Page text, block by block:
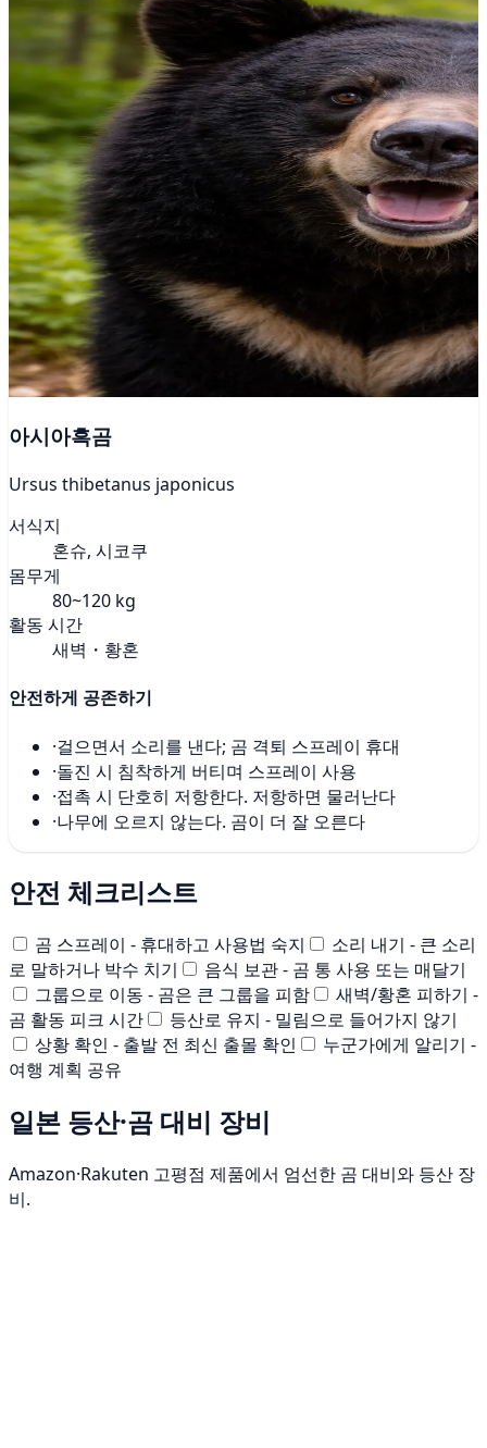
아시아흑곰
Ursus thibetanus japonicus
서식지
혼슈, 시코쿠
몸무게
80~120 kg
활동 시간
새벽・황혼
안전하게 공존하기
·걸으면서 소리를 낸다; 곰 격퇴 스프레이 휴대
·돌진 시 침착하게 버티며 스프레이 사용
·접촉 시 단호히 저항한다. 저항하면 물러난다
·나무에 오르지 않는다. 곰이 더 잘 오른다
안전 체크리스트
곰 스프레이 - 휴대하고 사용법 숙지
소리 내기 - 큰 소리
로 말하거나 박수 치기
음식 보관 - 곰 통 사용 또는 매달기
그룹으로 이동 - 곰은 큰 그룹을 피함
새벽/황혼 피하기 -
곰 활동 피크 시간
등산로 유지 - 밀림으로 들어가지 않기
상황 확인 - 출발 전 최신 출몰 확인
누군가에게 알리기 -
여행 계획 공유
일본 등산·곰 대비 장비
Amazon·Rakuten 고평점 제품에서 엄선한 곰 대비와 등산 장
비.